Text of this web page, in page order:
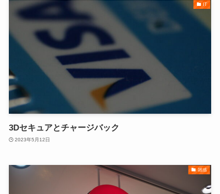
IT
3Dセキュアとチャージバック
2023年5月12日
雑感